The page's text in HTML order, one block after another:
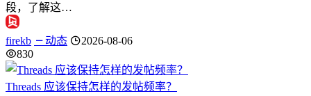
段，了解这…
firekb 动态
2026-08-06
830
Threads 应该保持怎样的发帖频率？